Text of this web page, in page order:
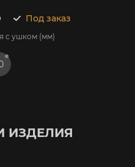
Под заказ
с ушком (мм)
ИЗДЕЛИЯ